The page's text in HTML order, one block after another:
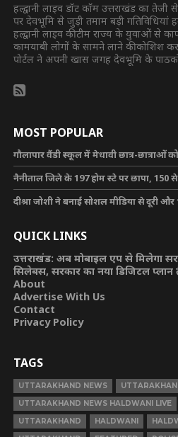
हल्द्वानी लाइव डॉट कॉम उत्तराखंड का तेजी
पर देवभूमि से जुड़ी तमाम बड़ी
हल्द्वानी लाइव की टीम राज्य के युवाओं से
कामयाबी लोगों के सामने लाने की कोशिश
पोर्टल ने अपनी खास जगह देवभूमि के
MOST POPULAR
गौलापार वैंडी स्कूल में मेधावी छात्र-छात्राओं
नैनीताल जिले के 197 होम स्टे पर छापा, 150
दीश्रा जोशी ने बनाई सोशल मीडिया से दूरी
QUICK LINKS
उत्तराखंड: अब मोबाइल एप से मिलेगा
सिलेबस, सरकार का नया डिजिटल प्लान
About
Advertise With Us
Contact
Privacy Policy
TAGS
UTTARAKHAND NEWS
UTTARAKHAND NEWS HALDWANI LIVE
UTTARAKHAND
HALDWANI